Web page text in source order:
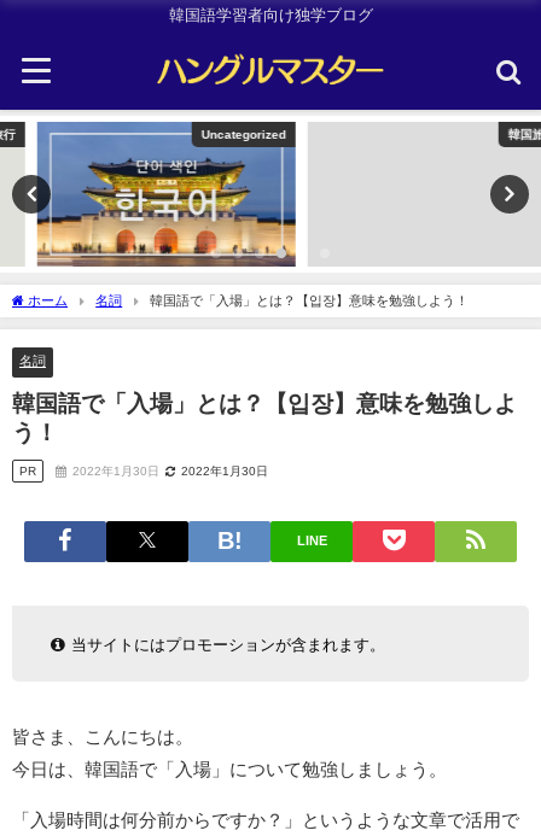
韓国語学習者向け独学ブログ
Uncategorized 韓国旅行
ホーム 名詞 韓国語で「入場」とは？【입장】意味を勉強しよう！
名詞
韓国語で「入場」とは？【입장】意味を勉強しよ
う！
PR 2022年1月30日 2022年1月30日
LINE
当サイトにはプロモーションが含まれます。
皆さま、こんにちは。
今日は、韓国語で「入場」について勉強しましょう。
「入場時間は何分前からですか？」というような文章で活用で